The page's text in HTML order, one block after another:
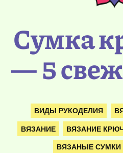
Сумка
— 5
ВИДЫ РУКОДЕЛИЯ
ВЯЗАНИЕ ВЯЗАНИЕ
ВЯЗАНЫЕ